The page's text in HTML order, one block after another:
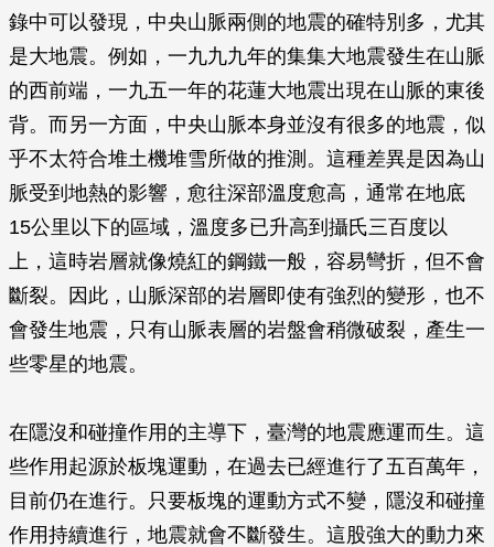
錄中可以發現，中央山脈兩側的地震的確特別多，尤其
是大地震。例如，一九九九年的集集大地震發生在山脈
的西前端，一九五一年的花蓮大地震出現在山脈的東後
背。而另一方面，中央山脈本身並沒有很多的地震，似
乎不太符合堆土機堆雪所做的推測。這種差異是因為山
脈受到地熱的影響，愈往深部溫度愈高，通常在地底
15公里以下的區域，溫度多已升高到攝氏三百度以
上，這時岩層就像燒紅的鋼鐵一般，容易彎折，但不會
斷裂。因此，山脈深部的岩層即使有強烈的變形，也不
會發生地震，只有山脈表層的岩盤會稍微破裂，產生一
些零星的地震。
在隱沒和碰撞作用的主導下，臺灣的地震應運而生。這
些作用起源於板塊運動，在過去已經進行了五百萬年，
目前仍在進行。只要板塊的運動方式不變，隱沒和碰撞
作用持續進行，地震就會不斷發生。這股強大的動力來